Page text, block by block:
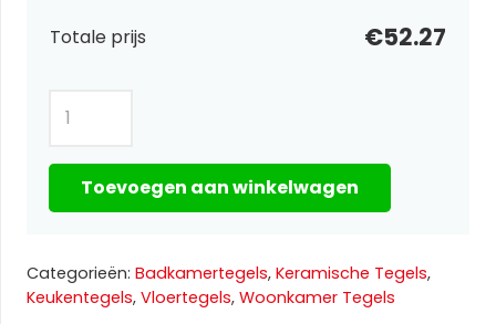
Totale prijs
€52.27
Sand
60x120Toevoegen aan winkelwagen
Categorieën: Badkamertegels, Keramische Tegels,
Keukentegels, Vloertegels, Woonkamer Tegels